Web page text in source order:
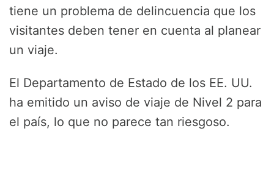
tiene un problema de delincuencia que los
visitantes deben tener en cuenta al planear
un viaje.
El Departamento de Estado de los EE. UU.
ha emitido un aviso de viaje de Nivel 2 para
el país, lo que no parece tan riesgoso.